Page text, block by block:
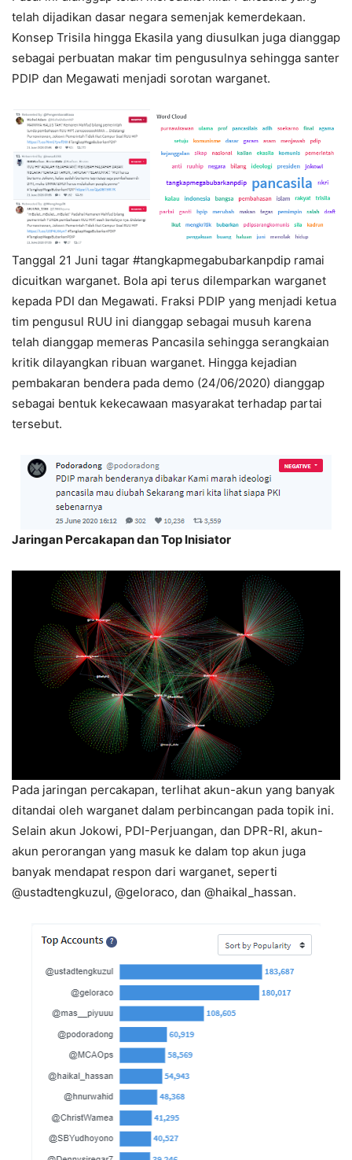
telah dijadikan dasar negara semenjak kemerdekaan.
Konsep Trisila hingga Ekasila yang diusulkan juga dianggap
sebagai perbuatan makar tim pengusulnya sehingga santer
PDIP dan Megawati menjadi sorotan warganet.
Tanggal 21 Juni tagar #tangkapmegabubarkanpdip ramai
dicuitkan warganet. Bola api terus dilemparkan warganet
kepada PDI dan Megawati. Fraksi PDIP yang menjadi ketua
tim pengusul RUU ini dianggap sebagai musuh karena
telah dianggap memeras Pancasila sehingga serangkaian
kritik dilayangkan ribuan warganet. Hingga kejadian
pembakaran bendera pada demo (24/06/2020) dianggap
sebagai bentuk kekecawaan masyarakat terhadap partai
tersebut.
Jaringan Percakapan dan Top Inisiator
Pada jaringan percakapan, terlihat akun-akun yang banyak
ditandai oleh warganet dalam perbincangan pada topik ini.
Selain akun Jokowi, PDI-Perjuangan, dan DPR-RI, akun-
akun perorangan yang masuk ke dalam top akun juga
banyak mendapat respon dari warganet, seperti
@ustadtengkuzul, @geloraco, dan @haikal_hassan.